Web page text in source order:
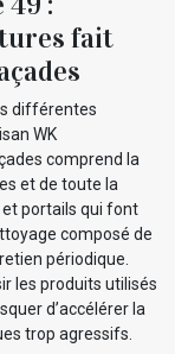
fait
différentes
WK
comprend la
et de toute la
et portails qui font
composé de
périodique.
les produits utilisés
d’accélérer la
trop agressifs.